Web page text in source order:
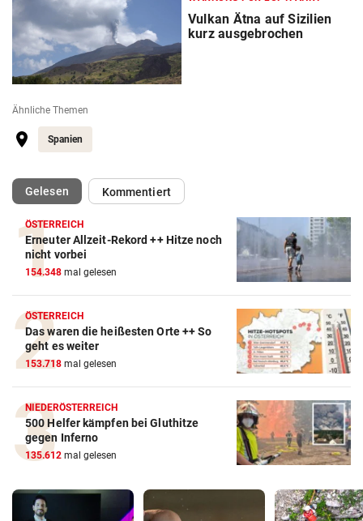
Vulkan Ätna auf Sizilien
kurz ausgebrochen
Ähnliche Themen
Spanien
Gelesen(ausgewählt)Kommentiert
ÖSTERREICH
Erneuter Allzeit-Rekord ++ Hitze noch
nicht vorbei
154.348 mal gelesen
ÖSTERREICH
Das waren die heißesten Orte ++ So
geht es weiter
153.718 mal gelesen
NIEDERÖSTERREICH
500 Helfer kämpfen bei Gluthitze
gegen Inferno
135.612 mal gelesen